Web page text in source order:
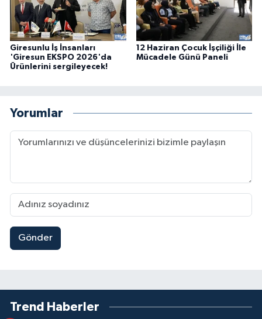
Giresunlu İş İnsanları
'Giresun EKSPO 2026'da
Ürünlerini sergileyecek!
12 Haziran Çocuk İşçiliği İle
Mücadele Günü Paneli
Yorumlar
Gönder
Trend Haberler